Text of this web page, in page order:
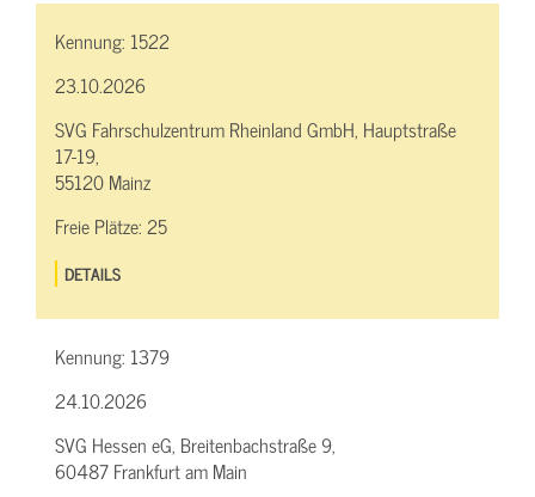
Kennung: 1522
23.10.2026
SVG Fahrschulzentrum Rheinland GmbH, Hauptstraße
17-19,
55120 Mainz
Freie Plätze:25
DETAILS
Kennung: 1379
24.10.2026
SVG Hessen eG, Breitenbachstraße 9,
60487 Frankfurt am Main